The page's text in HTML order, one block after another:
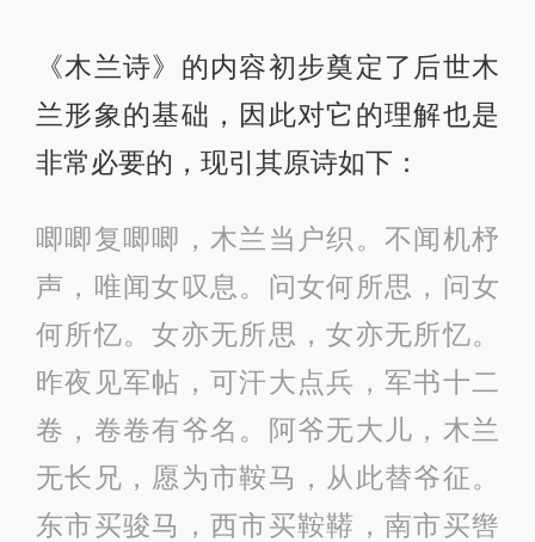
《木兰诗》的内容初步奠定了后世木
兰形象的基础，因此对它的理解也是
非常必要的，现引其原诗如下：
唧唧复唧唧，木兰当户织。不闻机杼
声，唯闻女叹息。问女何所思，问女
何所忆。女亦无所思，女亦无所忆。
昨夜见军帖，可汗大点兵，军书十二
卷，卷卷有爷名。阿爷无大儿，木兰
无长兄，愿为市鞍马，从此替爷征。
东市买骏马，西市买鞍鞯，南市买辔